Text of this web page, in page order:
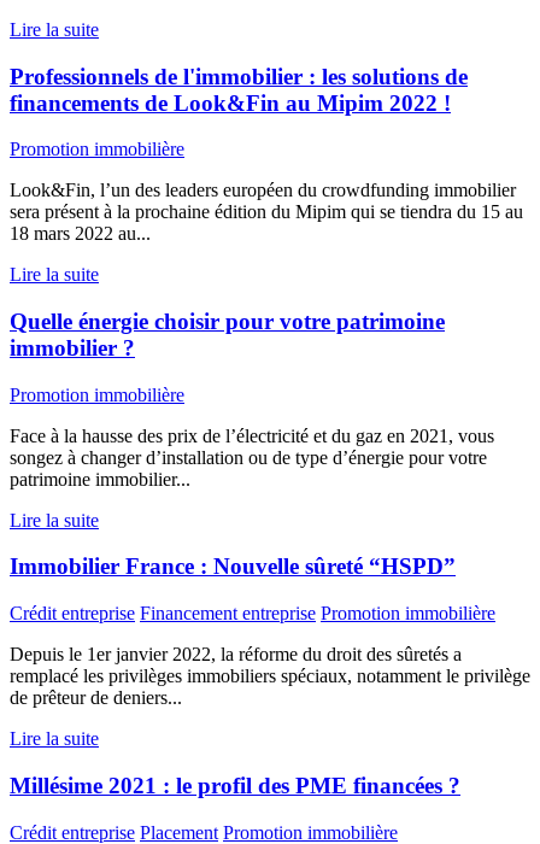
Lire la suite
Professionnels de l'immobilier : les solutions de
financements de Look&Fin au Mipim 2022 !
Promotion immobilière
Look&Fin, l’un des leaders européen du crowdfunding immobilier
sera présent à la prochaine édition du Mipim qui se tiendra du 15 au
18 mars 2022 au...
Lire la suite
Quelle énergie choisir pour votre patrimoine
immobilier ?
Promotion immobilière
Face à la hausse des prix de l’électricité et du gaz en 2021, vous
songez à changer d’installation ou de type d’énergie pour votre
patrimoine immobilier...
Lire la suite
Immobilier France : Nouvelle sûreté “HSPD”
Crédit entreprise Financement entreprise Promotion immobilière
Depuis le 1er janvier 2022, la réforme du droit des sûretés a
remplacé les privilèges immobiliers spéciaux, notamment le privilège
de prêteur de deniers...
Lire la suite
Millésime 2021 : le profil des PME financées ?
Crédit entreprise Placement Promotion immobilière